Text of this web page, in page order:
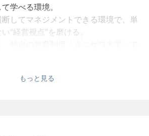
学べる環境。
断してマネジメントできる環境で、単
“経営視点”を磨ける。
ップを正当に評価し、エリアマネージ
もっと見る